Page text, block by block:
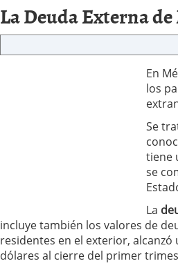
opiniones,
regulación,
seguridad
¿Cómo convertir el
Cómo enfrentar la
un software de
¿Cómo encontrar un
Cómo acabará el
noviembre 29, 2024
La Deuda Externa
En
los
Se
tiene
se
La
incluye también los valores de
residentes en el exterior,
dólares al cierre del primer